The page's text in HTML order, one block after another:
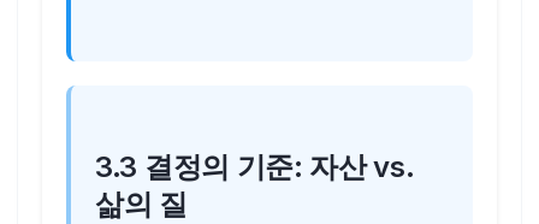
3.3 결정의 기준: 자산 vs.
삶의 질